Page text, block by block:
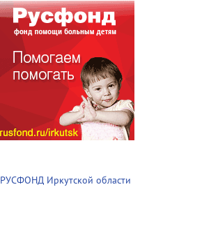
РУСФОНД Иркутской области